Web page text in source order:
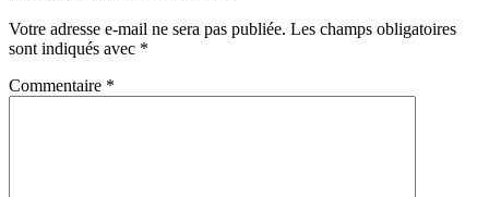
Votre adresse e-mail ne sera pas publiée. Les champs obligatoires
sont indiqués avec *
Commentaire *